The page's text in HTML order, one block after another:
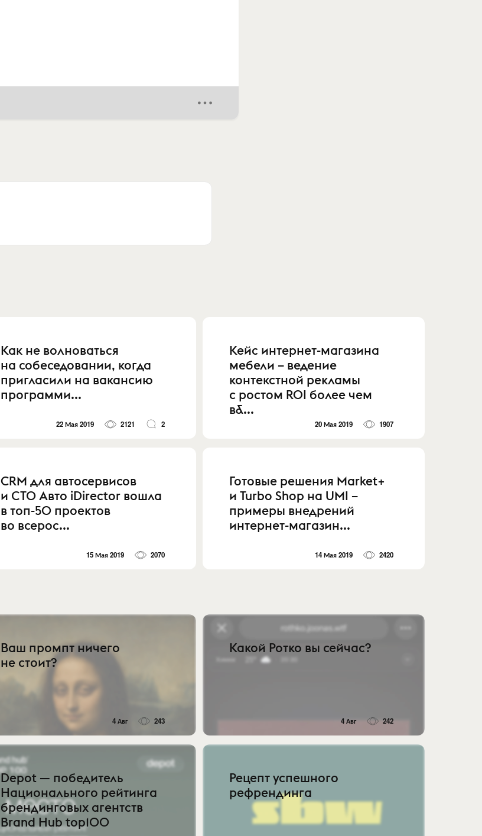
Как не волноваться
на собеседовании, когда
пригласили на вакансию
программи...
22 Мая 2019 2121 2
Кейс интернет-магазина
мебели – ведение
контекстной рекламы
с ростом ROI более чем
в&...
20 Мая 2019 1907
CRM для автосервисов
и СТО Авто iDirector вошла
в топ-50 проектов
во всерос...
15 Мая 2019 2070
Готовые решения Market+
и Turbo Shop на UMI –
примеры внедрений
интернет-магазин...
14 Мая 2019 2420
Ваш промпт ничего
не стоит?
4 Авг 243
Какой Ротко вы сейчас?
4 Авг 242
Depot — победитель
Национального рейтинга
брендинговых агентств
Brand Hub top100
Рецепт успешного
рефрендинга